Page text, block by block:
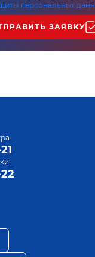
персональных
ЗАЯВКУ